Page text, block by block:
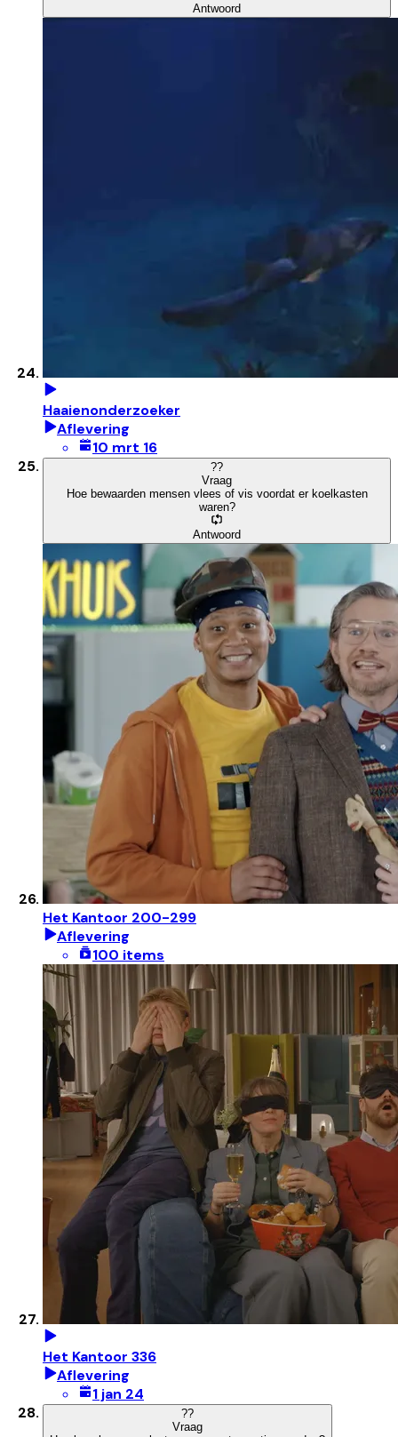
Antwoord
Haaienonderzoeker
Aflevering
10 mrt 16
??
Vraag
Hoe bewaarden mensen vlees of vis voordat er koelkasten
waren?
Antwoord
Het Kantoor 200-299
Aflevering
100 items
Het Kantoor 336
Aflevering
1 jan 24
??
Vraag